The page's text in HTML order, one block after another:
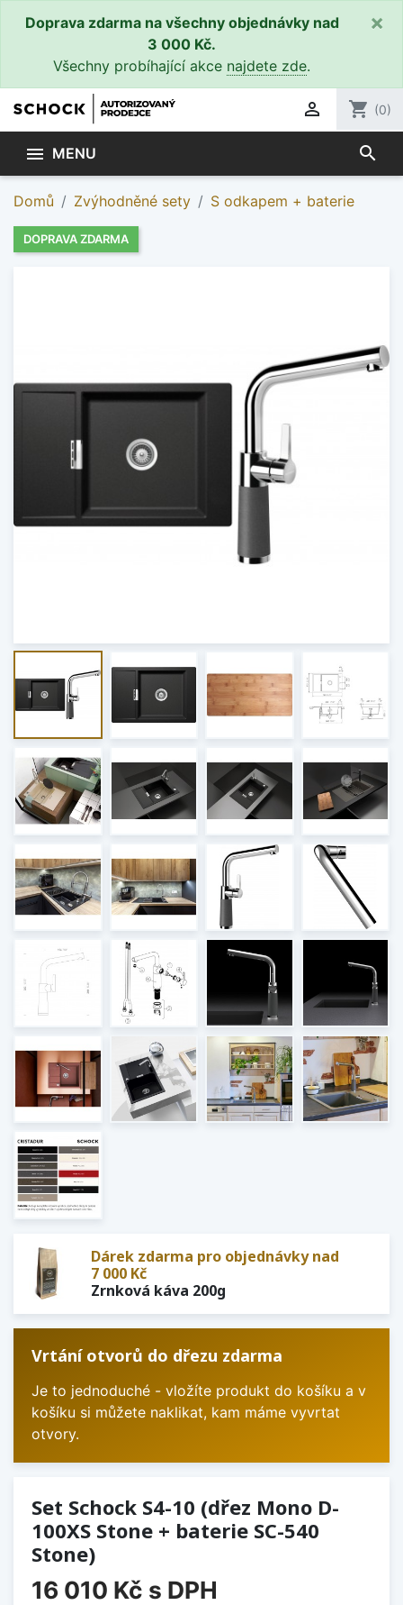
Doprava zdarma na všechny objednávky nad
3 000 Kč.
Všechny probíhající akce najdete zde.
×
 shopping_cart (0)
 MENU search
Domů Zvýhodněné sety S odkapem + baterie
DOPRAVA ZDARMA
Dárek zdarma pro objednávky nad
7 000 Kč
Zrnková káva 200g
Vrtání otvorů do dřezu zdarma
Je to jednoduché - vložíte produkt do košíku a v
košíku si můžete naklikat, kam máme vyvrtat
otvory.
Set Schock S4-10 (dřez Mono D-
100XS Stone + baterie SC-540
Stone)
16 010 Kč s DPH